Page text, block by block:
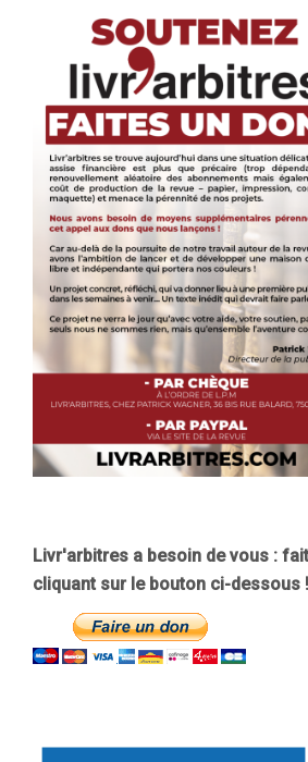
Livr'arbitres a besoin de vous :
cliquant sur le bouton ci-dessous !